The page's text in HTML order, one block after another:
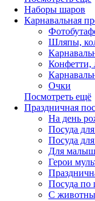
Наборы шаров
Карнавальная
Шляпы,
Конфетти,
Очки
Посмотреть ещё
Праздничная
На день
Посуда
Посуда
Для
Герои
Посуда по
С